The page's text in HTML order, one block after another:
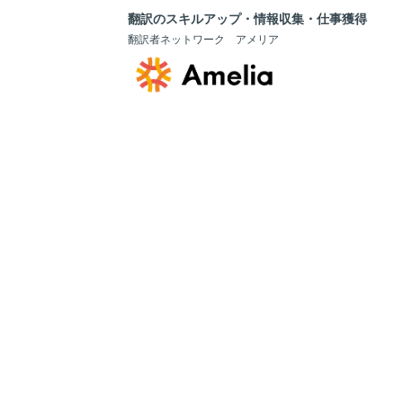
翻訳のスキルアップ・情報収集・仕事獲得
翻訳者ネットワーク アメリア